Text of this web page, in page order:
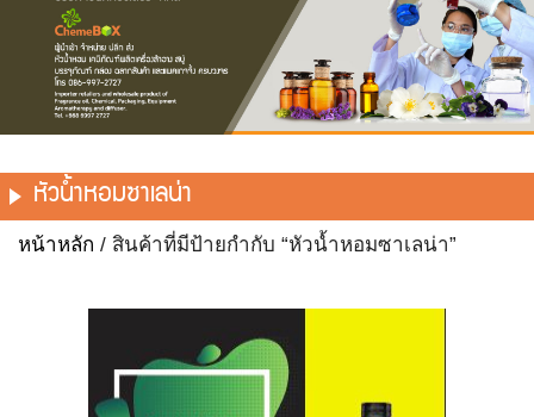
หัวน้ำหอมซาเลน่า
หน้าหลัก / สินค้าที่มีป้ายกำกับ “หัวน้ำหอมซาเลน่า”